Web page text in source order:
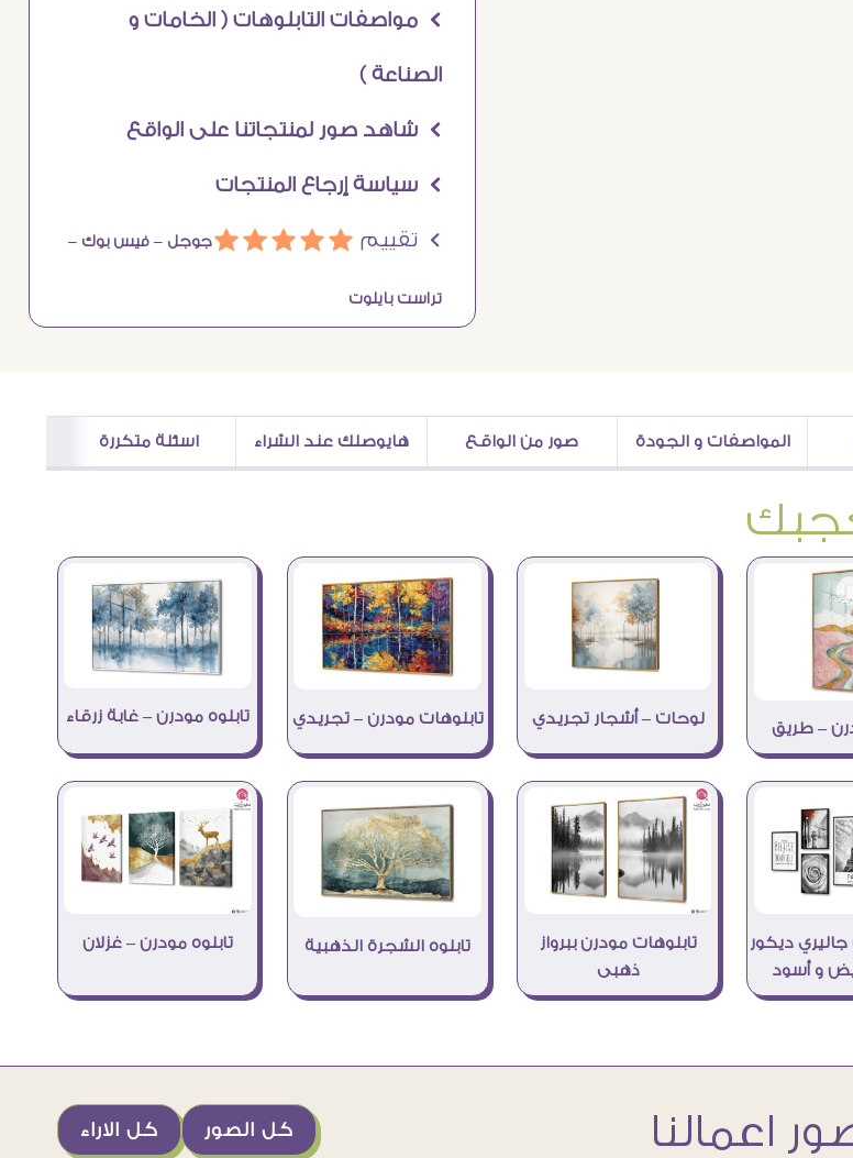
Ö مواصفات التابلوهات ( الخامات و
الصناعة )
Ö شاهد صور لمنتجاتنا على الواقع
Ö سياسة إرجاع المنتجات
Ö تقييم áááááجوجل – فيس بوك –
تراست بايلوت
المواصفات و الجودة صور من الواقع هايوصلك عند الشراء اسئلة متكررة
– طريق
لوحات – أشجار تجريدي تابلوهات مودرن – تجريدي تابلوه مودرن – غابة زرقاء
جاليري ديكور
و أسود
تابلوهات مودرن ببرواز
ذهبى
تابلوه الشجرة الذهبية تابلوه مودرن – غزلان
اعمالنا كل الاراء كل الصور